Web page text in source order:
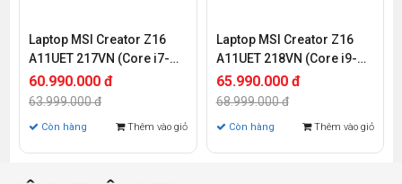
Laptop MSI Creator Z16
A11UET 217VN (Core i7-
11800H | 32GB | 1TB SSD |
RTX 3060 Max-Q 6GB | 16
60.990.000 đ
63.999.000 đ
Còn hàng Thêm vào giỏ
Laptop MSI Creator Z16
A11UET 218VN (Core i9-
11900H | 32GB | 1TB SSD |
RTX 3060 Max-Q 6GB | 16
65.990.000 đ
68.999.000 đ
Còn hàng Thêm vào giỏ